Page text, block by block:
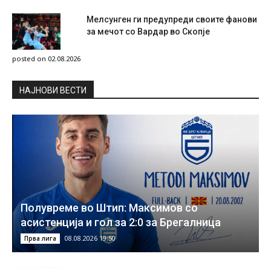
Мелсунген ги предупреди своите фанови
за мечот со Вардар во Скопје
posted on 02.08.2026
НAЈНОВИ ВЕСТИ
Полувреме во Штип: Максимов со
асистенција и гол за 2:0 за Брегалница
Прва лига 08.08.2026 19:50